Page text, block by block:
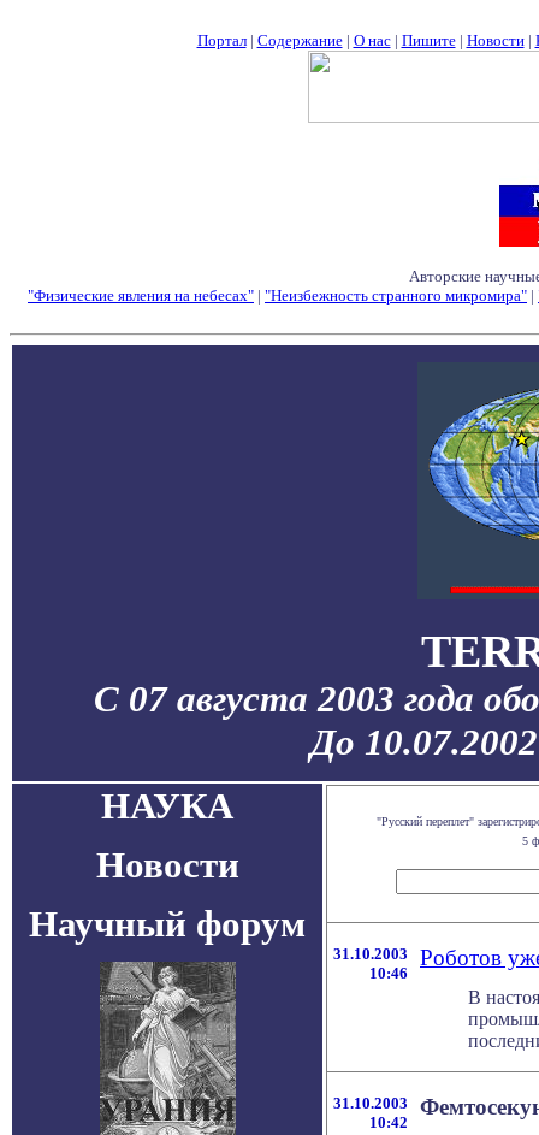
Портал| Содержание| О нас| Пишите| Новости|
Авторские
"Физические явления на небесах" | "Неизбежность странного микромира" |
С 07 августа 2003 года
До
НАУКА
Новости
Научный форум
"Русский переплет"
5
31.10.2003
10:46
Роботов
В
31.10.2003
10:42